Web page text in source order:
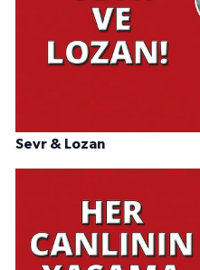
Sevr & Lozan